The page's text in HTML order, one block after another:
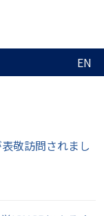
EN
敬訪問されまし